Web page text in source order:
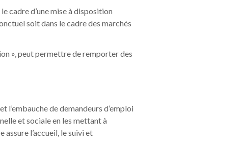
cadre d’une mise à disposition
soit dans le cadre des marchés
», peut permettre de remporter des
l’embauche de demandeurs d’emploi
et sociale en les mettant à
l’accueil, le suivi et